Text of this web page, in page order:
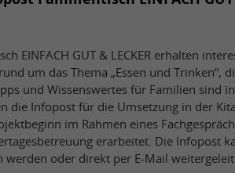
EINFACH GUT & LECKER erhalten
um das Thema „Essen und Trinken“,
und Wissenswertes für Familien sind
die Infopost für die Umsetzung in der
im Rahmen eines
erarbeitet. Die Infopost
werden oder direkt per E-Mail